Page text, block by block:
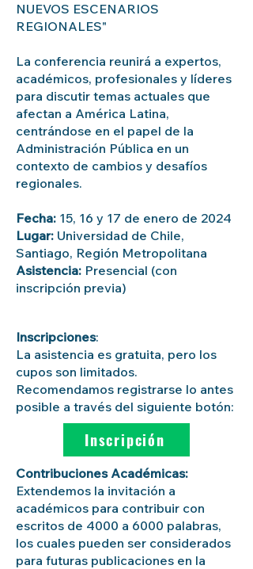
NUEVOS ESCENARIOS
REGIONALES"
La conferencia reunirá a expertos,
académicos, profesionales y líderes
para discutir temas actuales que
afectan a América Latina,
centrándose en el papel de la
Administración Pública en un
contexto de cambios y desafíos
regionales.
Fecha: 15, 16 y 17 de enero de 2024
Lugar: Universidad de Chile,
Santiago, Región Metropolitana
Asistencia: Presencial (con
inscripción previa)
Inscripciones:
La asistencia es gratuita, pero los
cupos son limitados.
Recomendamos registrarse lo antes
posible a través del siguiente botón:
Inscripción
Contribuciones Académicas:
Extendemos la invitación a
académicos para contribuir con
escritos de 4000 a 6000 palabras,
los cuales pueden ser considerados
para futuras publicaciones en la